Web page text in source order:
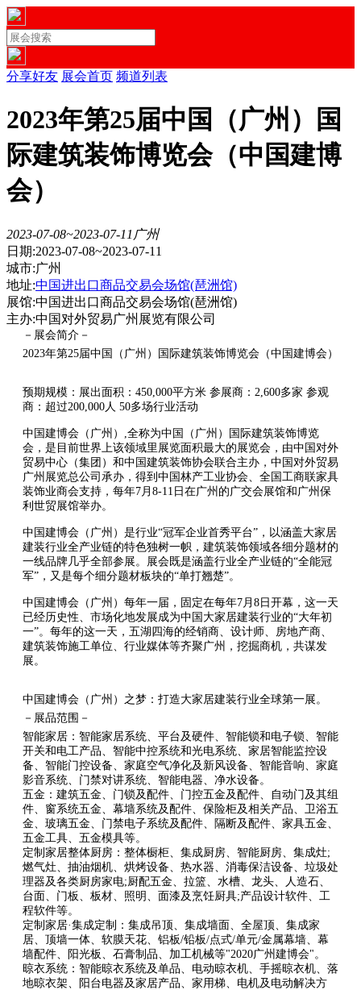
分享好友 展会首页 频道列表
2023年第25届中国（广州）国
际建筑装饰博览会（中国建博
会）
2023-07-08~2023-07-11 广州
日期:2023-07-08~2023-07-11
城市:广州
地址:中国进出口商品交易会场馆(琶洲馆)
展馆:中国进出口商品交易会场馆(琶洲馆)
主办:中国对外贸易广州展览有限公司
－展会简介－
2023年第25届中国（广州）国际建筑装饰博览会（中国建博会）
预期规模：展出面积：450,000平方米 参展商：2,600多家 参观
商：超过200,000人 50多场行业活动
中国建博会（广州）,全称为中国（广州）国际建筑装饰博览
会，是目前世界上该领域里展览面积最大的展览会，由中国对外
贸易中心（集团）和中国建筑装饰协会联合主办，中国对外贸易
广州展览总公司承办，得到中国林产工业协会、全国工商联家具
装饰业商会支持，每年7月8-11日在广州的广交会展馆和广州保
利世贸展馆举办。
中国建博会（广州）是行业“冠军企业首秀平台”，以涵盖大家居
建装行业全产业链的特色独树一帜，建筑装饰领域各细分题材的
一线品牌几乎全部参展。展会既是涵盖行业全产业链的“全能冠
军”，又是每个细分题材板块的“单打翘楚”。
中国建博会（广州）每年一届，固定在每年7月8日开幕，这一天
已经历史性、市场化地发展成为中国大家居建装行业的“大年初
一”。每年的这一天，五湖四海的经销商、设计师、房地产商、
建筑装饰施工单位、行业媒体等齐聚广州，挖掘商机，共谋发
展。
中国建博会（广州）之梦：打造大家居建装行业全球第一展。
－展品范围－
智能家居：智能家居系统、平台及硬件、智能锁和电子锁、智能
开关和电工产品、智能中控系统和光电系统、家居智能监控设
备、智能门控设备、家庭空气净化及新风设备、智能音响、家庭
影音系统、门禁对讲系统、智能电器、净水设备。
五金：建筑五金、门锁及配件、门控五金及配件、自动门及其组
件、窗系统五金、幕墙系统及配件、保险柜及相关产品、卫浴五
金、玻璃五金、门禁电子系统及配件、隔断及配件、家具五金、
五金工具、五金模具等。
定制家居整体厨房：整体橱柜、集成厨房、智能厨房、集成灶;
燃气灶、抽油烟机、烘烤设备、热水器、消毒保洁设备、垃圾处
理器及各类厨房家电;厨配五金、拉篮、水槽、龙头、人造石、
台面、门板、板材、照明、面漆及烹饪厨具;产品设计软件、工
程软件等。
定制家居·集成定制：集成吊顶、集成墙面、全屋顶、集成家
居、顶墙一体、软膜天花、铝板/铅板/点式/单元/金属幕墙、幕
墙配件、阳光板、石膏制品、加工机械等"2020广州建博会"。
晾衣系统：智能晾衣系统及单品、电动晾衣机、手摇晾衣机、落
地晾衣架、阳台电器及家居产品、家用梯、电机及电动解决方